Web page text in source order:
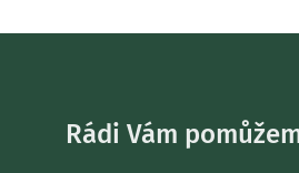
Rádi Vám